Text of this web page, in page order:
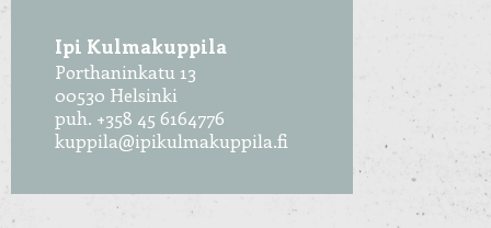
Ipi Kulmakuppila
Porthaninkatu 13
00530 Helsinki
puh. +358 45 6164776
kuppila@ipikulmakuppila.fi